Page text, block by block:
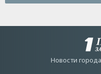
Новости